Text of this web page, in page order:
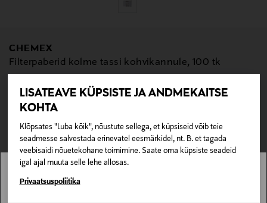
LISATEAVE KÜPSISTE JA ANDMEKAITSE
KOHTA
Klõpsates "Luba kõik", nõustute sellega, et küpsiseid võib teie
seadmesse salvestada erinevatel eesmärkidel, nt. B. et tagada
veebisaidi nõuetekohane toimimine. Saate oma küpsiste seadeid
igal ajal muuta selle lehe allosas.
Privaatsuspoliitika
CHEMEX
Filterpaberid kolme tassi kohvikannule, 100 tk
LÄBIMÜÜDUD
null
NB! Allahinnatud tooteid ei saa broneerida, kuna me ei saa garanteerida
allahinnatud toodete saadavust.
Stockmann pole Sinu riigis saadaval.